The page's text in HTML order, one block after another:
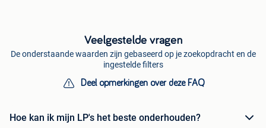
Veelgestelde vragen
De onderstaande waarden zijn gebaseerd op je zoekopdracht en de
ingestelde filters
Deel opmerkingen over deze FAQ
Hoe kan ik mijn LP's het beste onderhouden?